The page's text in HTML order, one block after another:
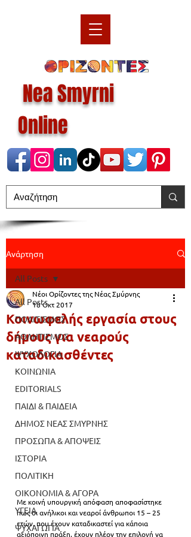
Nea Smyrni
Online
Ανάρτηση
All Posts
ΠΟΛΙΤΙΣΜΟΣ
ΑΘΛΗΤΙΣΜΟΣ
ΨΥΧΟΛΟΓΙΑ
ΚΟΙΝΩΝΙΑ
EDITORIALS
ΠΑΙΔΙ & ΠΑΙΔΕΙΑ
ΔΗΜΟΣ ΝΕΑΣ ΣΜΥΡΝΗΣ
ΠΡΟΣΩΠΑ & ΑΠΟΨΕΙΣ
ΙΣΤΟΡΙΑ
ΠΟΛΙΤΙΚΗ
ΟΙΚΟΝΟΜΙΑ & ΑΓΟΡΑ
ΥΓΕΙΑ
ΨΥΧΑΓΩΓΙΑ
All Posts
Κοινωφελής εργασία στους
δήμους για νεαρούς
καταδικασθέντες
Νέοι Ορίζοντες της Νέας Σμύρνης
18 Οκτ 2017
Με κοινή υπουργική απόφαση αποφασίστηκε
πως οι ανήλικοι και νεαροί άνθρωποι 15 – 25
ετών, που έχουν καταδικαστεί για κάποια
αξιόποινη πράξη, έχουν πλέον την επιλογή να